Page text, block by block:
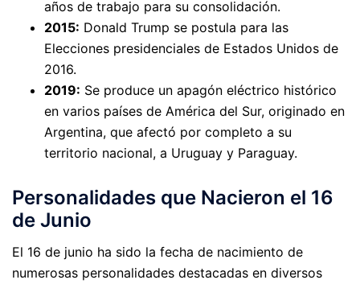
años de trabajo para su consolidación.
2015: Donald Trump se postula para las
Elecciones presidenciales de Estados Unidos de
2016.
2019: Se produce un apagón eléctrico histórico
en varios países de América del Sur, originado en
Argentina, que afectó por completo a su
territorio nacional, a Uruguay y Paraguay.
Personalidades que Nacieron el 16
de Junio
El 16 de junio ha sido la fecha de nacimiento de
numerosas personalidades destacadas en diversos